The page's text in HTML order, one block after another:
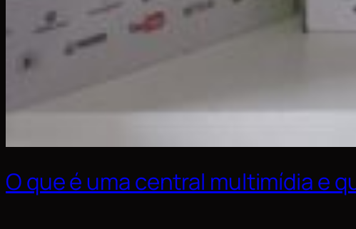
O que é uma central multimídia e